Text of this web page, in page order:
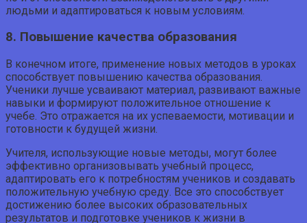
людьми и адаптироваться к новым условиям.
8. Повышение качества образования
В конечном итоге, применение новых методов в уроках
способствует повышению качества образования.
Ученики лучше усваивают материал, развивают важные
навыки и формируют положительное отношение к
учебе. Это отражается на их успеваемости, мотивации и
готовности к будущей жизни.
Учителя, использующие новые методы, могут более
эффективно организовывать учебный процесс,
адаптировать его к потребностям учеников и создавать
положительную учебную среду. Все это способствует
достижению более высоких образовательных
результатов и подготовке учеников к жизни в